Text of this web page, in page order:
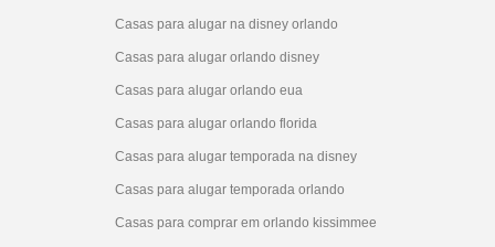
Casas para alugar na disney orlando
Casas para alugar orlando disney
Casas para alugar orlando eua
Casas para alugar orlando florida
Casas para alugar temporada na disney
Casas para alugar temporada orlando
Casas para comprar em orlando kissimmee